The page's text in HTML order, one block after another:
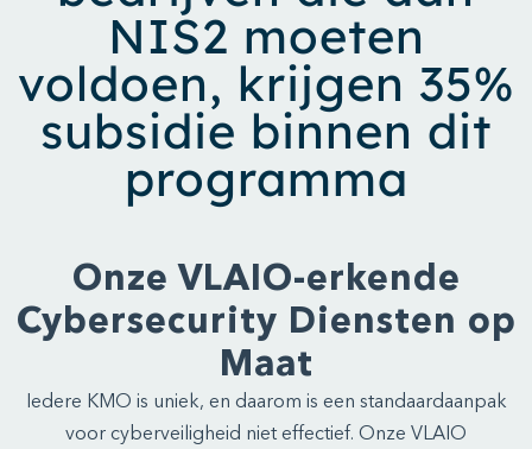
NIS2 moeten
voldoen, krijgen 35%
subsidie binnen dit
programma
Onze VLAIO-erkende
Cybersecurity Diensten op
Maat
Iedere KMO is uniek, en daarom is een standaardaanpak
voor cyberveiligheid niet effectief. Onze VLAIO